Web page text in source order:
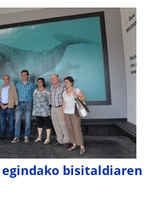
bisitaldiaren